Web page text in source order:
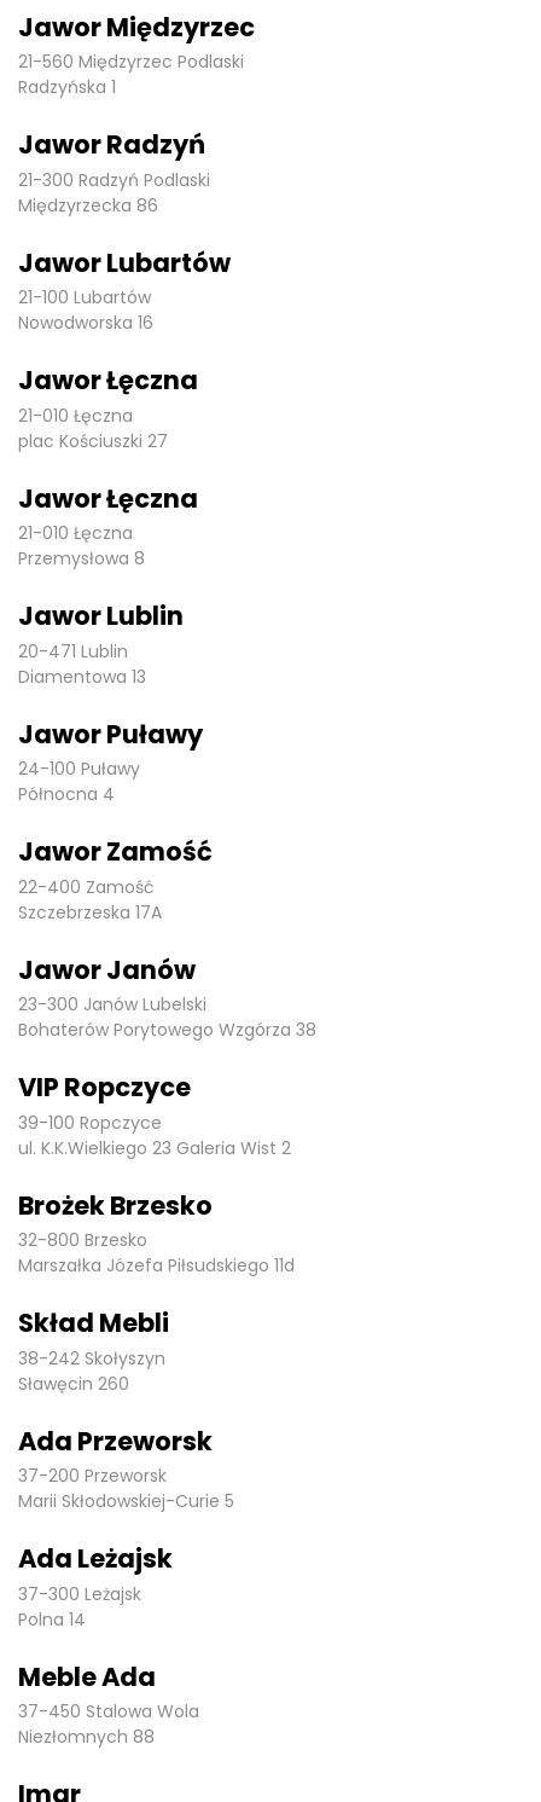
Jawor Międzyrzec
21-560 Międzyrzec Podlaski
Radzyńska 1
Jawor Radzyń
21-300 Radzyń Podlaski
Międzyrzecka 86
Jawor Lubartów
21-100 Lubartów
Nowodworska 16
Jawor Łęczna
21-010 Łęczna
plac Kościuszki 27
Jawor Łęczna
21-010 Łęczna
Przemysłowa 8
Jawor Lublin
20-471 Lublin
Diamentowa 13
Jawor Puławy
24-100 Puławy
Północna 4
Jawor Zamość
22-400 Zamość
Szczebrzeska 17A
Jawor Janów
23-300 Janów Lubelski
Bohaterów Porytowego Wzgórza 38
VIP Ropczyce
39-100 Ropczyce
ul. K.K.Wielkiego 23 Galeria Wist 2
Brożek Brzesko
32-800 Brzesko
Marszałka Józefa Piłsudskiego 11d
Skład Mebli
38-242 Skołyszyn
Sławęcin 260
Ada Przeworsk
37-200 Przeworsk
Marii Skłodowskiej-Curie 5
Ada Leżajsk
37-300 Leżajsk
Polna 14
Meble Ada
37-450 Stalowa Wola
Niezłomnych 88
Imar